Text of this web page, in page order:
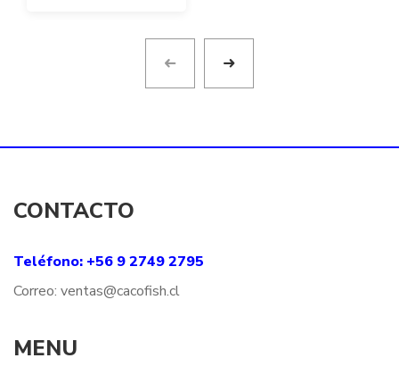
CONTACTO
Teléfono: +56 9 2749 2795
Correo: ventas@cacofish.cl
MENU